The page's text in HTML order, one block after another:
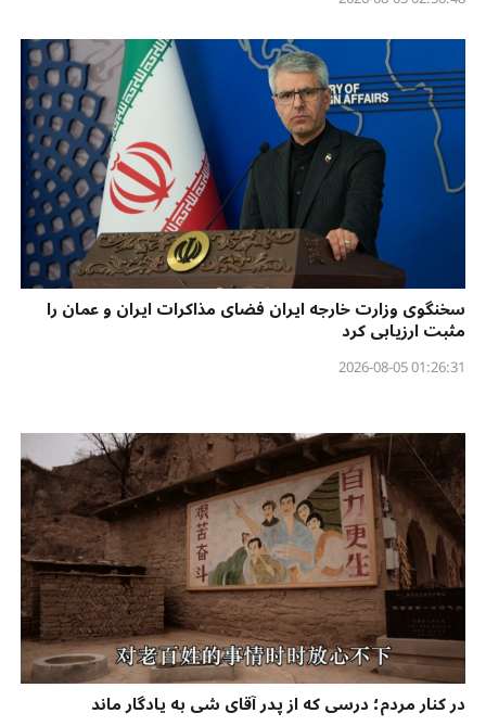
سخنگوی وزارت خارجه ایران فضای مذاکرات ایران و عمان را
مثبت ارزیابی کرد
01:26:31 2026-08-05
در کنار مردم؛ درسی که از پدر آقای شی به یادگار ماند